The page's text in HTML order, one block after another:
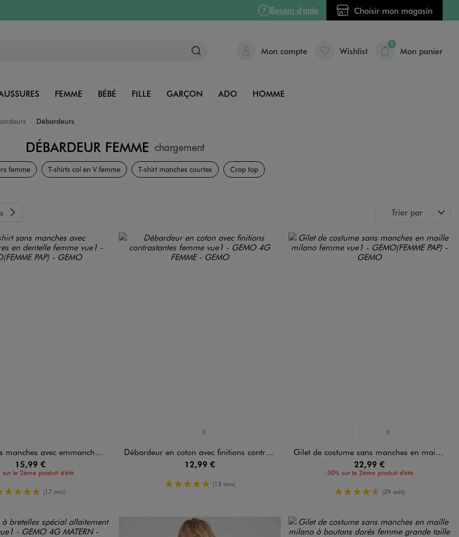
Besoin d'aide Choisir mon magasin
Mon compte Wishlist
0
Mon panier
FEMME BÉBÉ FILLE GARÇON ADO HOMME
Débardeurs
DÉBARDEUR FEMME chargement
Vêtements
femme T-shirts col en V femme T-shirt manches courtes Crop top
Trier par
avec emmanchures en dentelle femme
15,99 €
sur le 2ème produit d'été
5/5 de moyenne
(17 avis)
Disponible en 2 colorisMARRON FONCE
ROSE
Débardeur en coton avec finitions contrastantes femme
12,99 €
5/5 de moyenne
(13 avis)
BLANC STANDARD
BLEU FONCE
JAUNE CLAIR
NOIR STANDARD
ROSE
Gilet de costume sans manches en maille milano femme
22,99 €
-50% sur le 2ème produit d'été
4.5/5 de moyenne
(29 avis)